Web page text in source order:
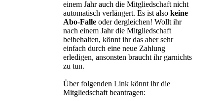
einem Jahr auch die Mitgliedschaft nicht
automatisch verlängert. Es ist also keine
Abo-Falle oder dergleichen! Wollt ihr
nach einem Jahr die Mitgliedschaft
beibehalten, könnt ihr das aber sehr
einfach durch eine neue Zahlung
erledigen, ansonsten braucht ihr garnichts
zu tun.
Über folgenden Link könnt ihr die
Mitgliedschaft beantragen: